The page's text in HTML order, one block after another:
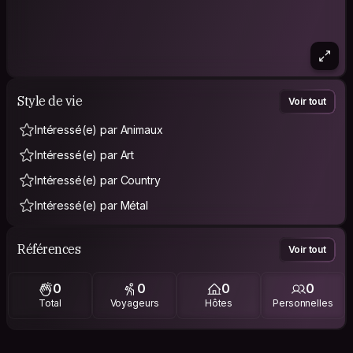
Style de vie Voir tout
Intéressé(e) par Animaux
Intéressé(e) par Art
Intéressé(e) par Country
Intéressé(e) par Métal
Références Voir tout
0
Total
0
Voyageurs
0
Hôtes
0
Personnelles